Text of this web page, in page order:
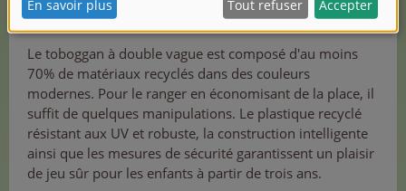
Le toboggan à double vague est composé d'au moins
70% de matériaux recyclés dans des couleurs
modernes. Pour le ranger en économisant de la place, il
suffit de quelques manipulations. Le plastique recyclé
résistant aux UV et robuste, la construction intelligente
ainsi que les mesures de sécurité garantissent un plaisir
de jeu sûr pour les enfants à partir de trois ans.